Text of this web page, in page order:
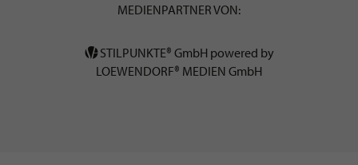
MEDIENPARTNER VON:
STILPUNKTE® GmbH powered by
LOEWENDORF® MEDIEN GmbH